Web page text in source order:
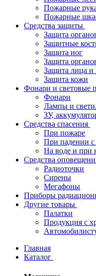
Пожарные
Пожарные
Средства защиты
Защита
Защитные
Защита ног
Защита
Защита лица и
Защита кожи
Фонари и световые
Фонари
Лампы и
ЗУ,
Средства спасения
При пожаре
При падении
На воде и при
Средства
Радиоточки
Сирены
Мегафоны
Приборы
Другие товары
Палатки
Продукция с
Главная
Каталог